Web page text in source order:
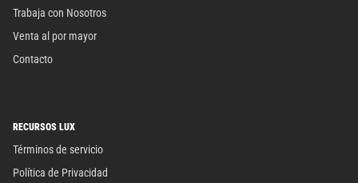
Trabaja con Nosotros
Venta al por mayor
Contacto
RECURSOS LUX
Términos de servicio
Política de Privacidad